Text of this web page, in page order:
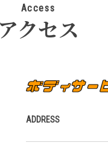
Access
アクセス
ADDRESS